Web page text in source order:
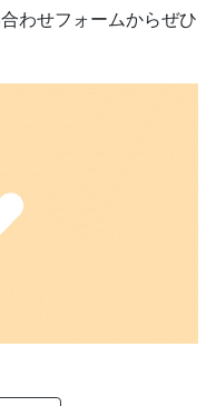
わせフォームからぜひ